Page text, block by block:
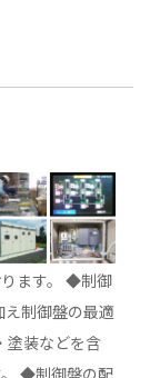
ります。 ◆制御
え制御盤の最適
塗装などを含